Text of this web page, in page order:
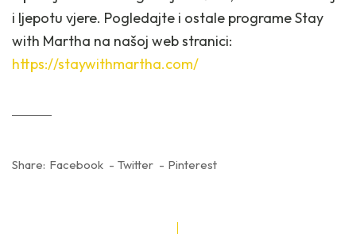
i ljepotu vjere. Pogledajte i ostale programe Stay
with Martha na našoj web stranici:
https://staywithmartha.com/
Share: Facebook Twitter Pinterest